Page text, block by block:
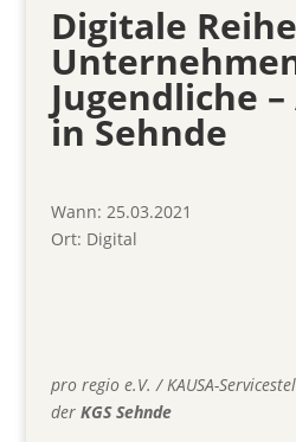
Digitale
Jugendliche
in Sehnde
Wann: 25.03.2021
Ort: Digital
pro regio e.V. / KAUSA-
der KGS Sehnde